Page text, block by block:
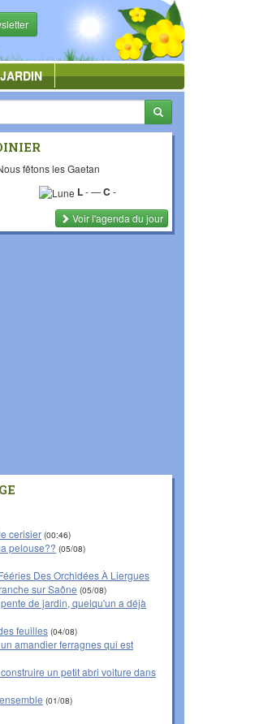
fêtons les Gaetan
L-—C-
Voir l'agenda du jour
cerisier(00:46)
pelouse?? (05/08)
Des Orchidées À Liergues
sur Saône (05/08)
de jardin, quelqu'un a déjà
feuilles (04/08)
amandier ferragnes qui est
un petit abri voiture dans
(01/08)